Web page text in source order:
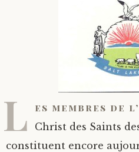
L es membres de
Christ des Saints
constituent encore